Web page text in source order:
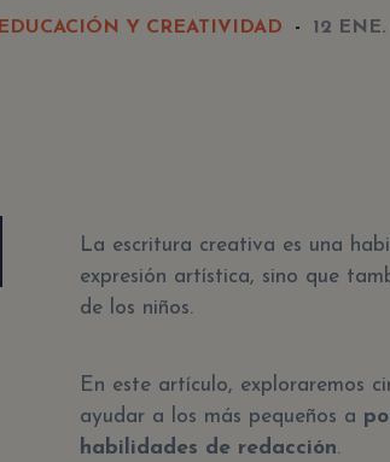
EDUCACIÓN Y CREATIVIDAD 12
La escritura creativa es una
expresión artística, sino que
de los niños.
En este artículo, exploraremos
ayudar a los más pequeños a
habilidades de redacción.